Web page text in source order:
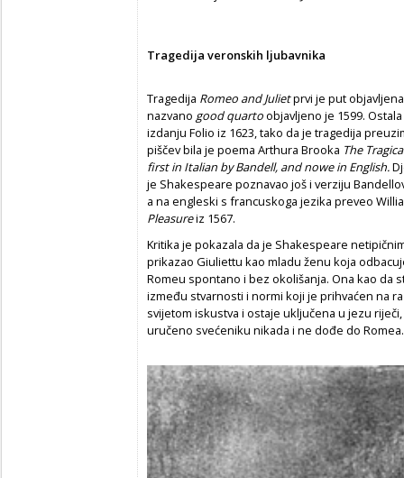
Tragedija veronskih ljubavnika
Tragedija Romeo and Julietprvi je put
nazvano good quartoobjavljeno je 1599.
izdanju Folio iz 1623, tako da je tragedija
piščev bila je poema Arthura Brooka The
first in Italian by Bandell, and nowe in English.
je Shakespeare poznavao još i verziju
a na engleski s francuskoga jezika preveo
Pleasureiz 1567.
Kritika je pokazala da je Shakespeare
prikazao Giuliettu kao mladu ženu koja
Romeu spontano i bez okolišanja. Ona kao da
između stvarnosti i normi koji je prihvaćen na
svijetom iskustva i ostaje uključena u jezu
uručeno svećeniku nikada i ne dođe do